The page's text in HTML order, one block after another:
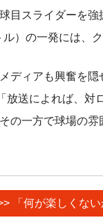
目スライダーを
）の一発には、
ディアも興奮を
放送によれば、
の一方で球場の
「何が楽しくな